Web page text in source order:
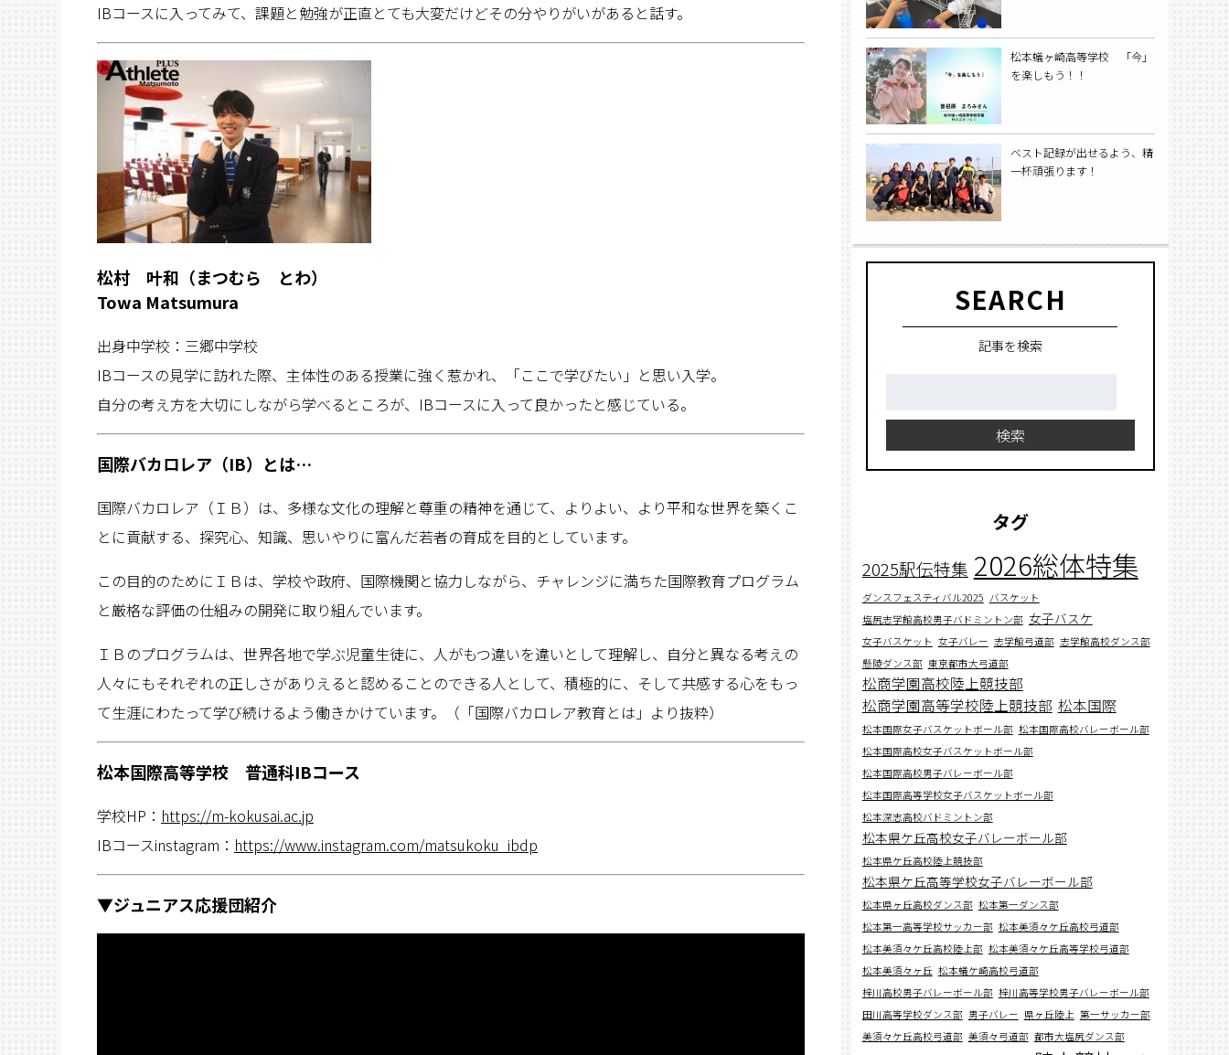
IBコースに入ってみて、課題と勉強が正直とても大変だけどその分やりがいがあると話す。
松村 叶和（まつむら とわ）
Towa Matsumura
出身中学校：三郷中学校
IBコースの見学に訪れた際、主体性のある授業に強く惹かれ、「ここで学びたい」と思い入学。
自分の考え方を大切にしながら学べるところが、IBコースに入って良かったと感じている。
国際バカロレア（IB）とは…
国際バカロレア（ＩＢ）は、多様な文化の理解と尊重の精神を通じて、よりよい、より平和な世界を築くこ
とに貢献する、探究心、知識、思いやりに富んだ若者の育成を目的としています。
この目的のためにＩＢは、学校や政府、国際機関と協力しながら、チャレンジに満ちた国際教育プログラム
と厳格な評価の仕組みの開発に取り組んでいます。
ＩＢのプログラムは、世界各地で学ぶ児童生徒に、人がもつ違いを違いとして理解し、自分と異なる考えの
人々にもそれぞれの正しさがありえると認めることのできる人として、積極的に、そして共感する心をもっ
て生涯にわたって学び続けるよう働きかけています。（「国際バカロレア教育とは」より抜粋）
松本国際高等学校 普通科IBコース
学校HP： https://m-kokusai.ac.jp
IBコースinstagram： https://www.instagram.com/matsukoku_ibdp
▼ジュニアス応援団紹介
松本蟻ヶ崎高等学校 「今」
を楽しもう！！
ベスト記録が出せるよう、精
一杯頑張ります！
SEARCH
記事を検索
検索
タグ
2025駅伝特集 2026総体特集
ダンスフェスティバル2025 バスケット
塩尻志学館高校男子バドミントン部 女子バスケ
女子バスケット 女子バレー 志学館弓道部 志学館高校ダンス部
懸陵ダンス部 東京都市大弓道部
松商学園高校陸上競技部
松商学園高等学校陸上競技部 松本国際
松本国際女子バスケットボール部 松本国際高校バレーボール部
松本国際高校女子バスケットボール部
松本国際高校男子バレーボール部
松本国際高等学校女子バスケットボール部
松本深志高校バドミントン部
松本県ケ丘高校女子バレーボール部
松本県ケ丘高校陸上競技部
松本県ケ丘高等学校女子バレーボール部
松本県ヶ丘高校ダンス部 松本第一ダンス部
松本第一高等学校サッカー部 松本美須々ケ丘高校弓道部
松本美須々ケ丘高校陸上部 松本美須々ケ丘高等学校弓道部
松本美須々ヶ丘 松本蟻ケ崎高校弓道部
梓川高校男子バレーボール部 梓川高等学校男子バレーボール部
田川高等学校ダンス部 男子バレー 県ヶ丘陸上 第一サッカー部
美須々ケ丘高校弓道部 美須々弓道部 都市大塩尻ダンス部